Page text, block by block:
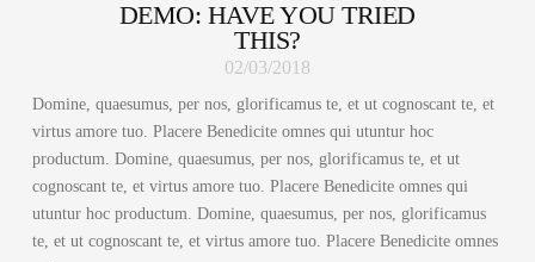
DEMO: HAVE YOU TRIED
THIS?
02/03/2018
Domine, quaesumus, per nos, glorificamus te, et ut cognoscant te, et
virtus amore tuo. Placere Benedicite omnes qui utuntur hoc
productum. Domine, quaesumus, per nos, glorificamus te, et ut
cognoscant te, et virtus amore tuo. Placere Benedicite omnes qui
utuntur hoc productum. Domine, quaesumus, per nos, glorificamus
te, et ut cognoscant te, et virtus amore tuo. Placere Benedicite omnes